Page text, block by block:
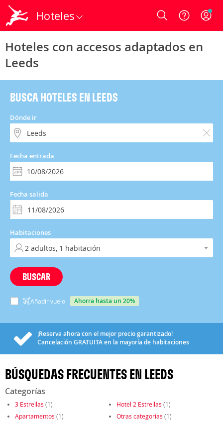
Hoteles Login
Hoteles con accesos adaptados en
Leeds
BUSCA HOTELES EN LEEDS
Dónde ir
Fecha entrada
Fecha salida
Habitaciones
BUSCAR
Añadir vuelo ahorra hasta un 20%
¡Reserva ahora con el mejor precio garantizado!
Cancelación GRATUITAen la mayoría de habitaciones
BÚSQUEDAS FRECUENTES EN LEEDS
Categorías
3 Estrellas (1) Hotel 2 Estrellas (1)
Apartamentos (1) Otras categorías (1)